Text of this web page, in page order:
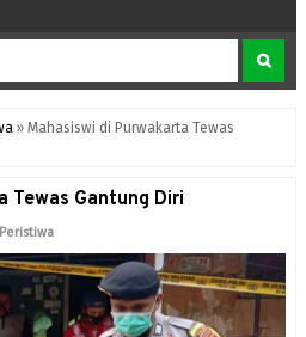
» Mahasiswi di Purwakarta Tewas
Tewas Gantung Diri
Peristiwa